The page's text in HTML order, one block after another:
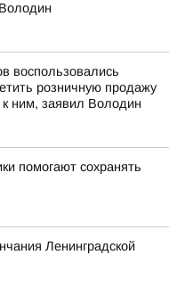
воспользовались
розничную продажу
ним, заявил Володин
помогают сохранять
Ленинградской